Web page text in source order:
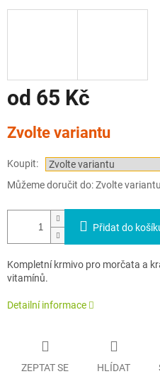
od 65 Kč
cena:
Zvolte variantu
Koupit:
Můžeme doručit do:Zvolte variantu
Přidat do
Kompletní krmivo pro morčata a
vitamínů.
Detailní informace
ZEPTAT SE HLÍDAT